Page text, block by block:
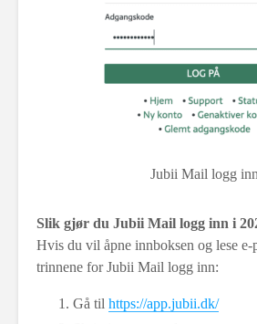
Jubii Mail logg inn
Slik gjør du Jubii Mail logg inn i
Hvis du vil åpne innboksen og lese e-
trinnene for Jubii Mail logg inn:
Gå til https://app.jubii.dk/